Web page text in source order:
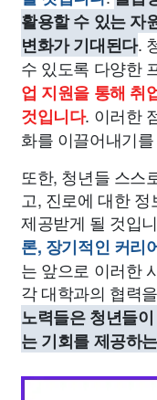
활용할 수 있는 자
변화가 기대된다.
수 있도록 다양한
업 지원을 통해 취
것입니다. 이러한
화를 이끌어내기
또한, 청년들 스스
고, 진로에 대한
제공받게 될 것입
론, 장기적인 커리
는 앞으로 이러한
각 대학과의 협력
노력들은 청년들
는 기회를 제공하